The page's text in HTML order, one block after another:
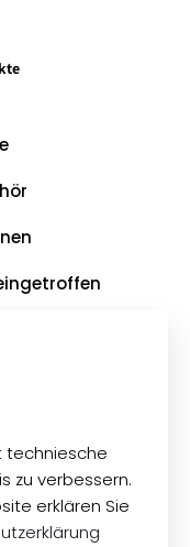
techniesche
zu verbessern.
erklären Sie